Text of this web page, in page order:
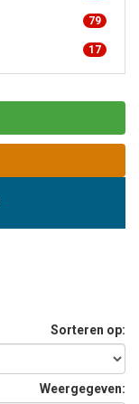
79
17
Sorteren op:
Weergegeven: